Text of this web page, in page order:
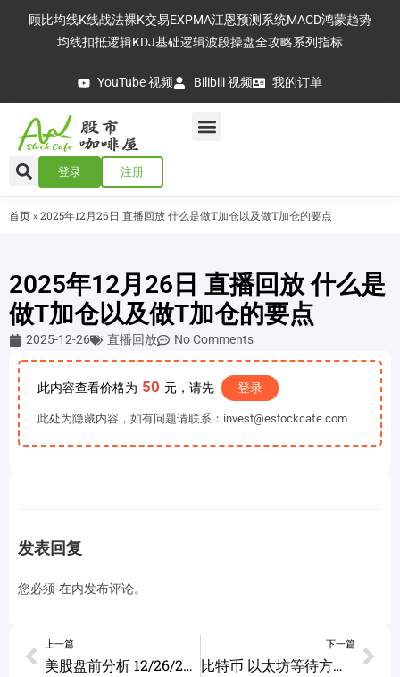
顾比均线K线战法裸K交易EXPMA江恩预测系统MACD鸿蒙趋势
均线扣抵逻辑KDJ基础逻辑波段操盘全攻略系列指标
YouTube 视频 Bilibili 视频 我的订单
登录 注册
首页 » 2025年12月26日 直播回放 什么是做T加仓以及做T加仓的要点
2025年12月26日 直播回放 什么是
做T加仓以及做T加仓的要点
2025-12-26 直播回放 No Comments
此内容查看价格为 50 元，请先 登录
此处为隐藏内容，如有问题请联系：invest@estockcafe.com
发表回复
您必须 在内发布评论。
上一篇
美股盘前分析 12/26/2025
下一篇
比特币 以太坊等待方向 COST可以建仓了吗？12/26/2025